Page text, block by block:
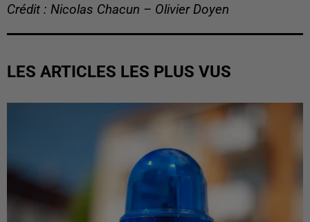
Crédit : Nicolas Chacun – Olivier Doyen
LES ARTICLES LES PLUS VUS